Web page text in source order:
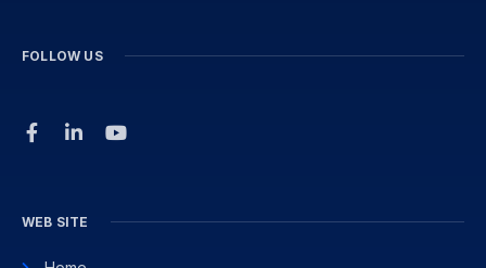
FOLLOW US
WEB SITE